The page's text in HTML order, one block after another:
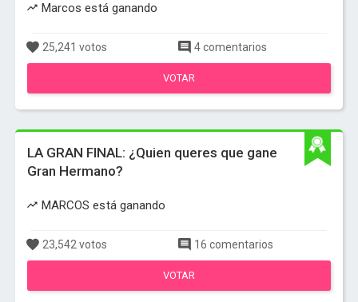
Marcos está ganando
25,241 votos 4 comentarios
VOTAR
LA GRAN FINAL: ¿Quien queres que gane
Gran Hermano?
MARCOS está ganando
23,542 votos 16 comentarios
VOTAR